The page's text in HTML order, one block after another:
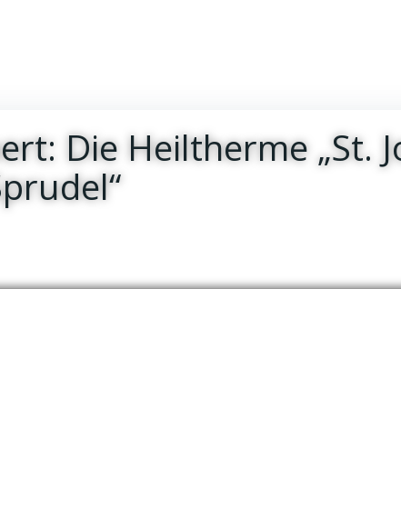
Die Heiltherme „St.